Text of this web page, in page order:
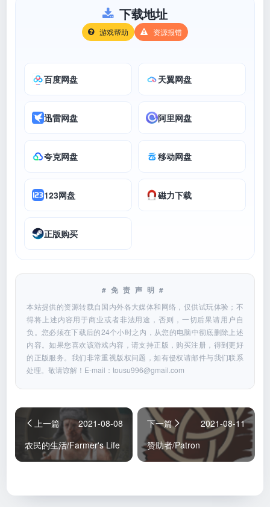
下载地址
游戏帮助 资源报错
百度网盘 天翼网盘
迅雷网盘 阿里网盘
夸克网盘 移动网盘
123网盘 磁力下载
正版购买
#免责声明#
本站提供的资源转载自国内外各大媒体和网络，仅供试玩体验；不
得将上述内容用于商业或者非法用途，否则，一切后果请用户自
负。您必须在下载后的24个小时之内，从您的电脑中彻底删除上述
内容。如果您喜欢该游戏内容，请支持正版，购买注册，得到更好
的正版服务。我们非常重视版权问题，如有侵权请邮件与我们联系
处理。敬请谅解！E-mail：tousu996@gmail.com
上一篇
2021-08-08
农民的生活/Farmer's Life
下一篇
2021-08-11
赞助者/Patron